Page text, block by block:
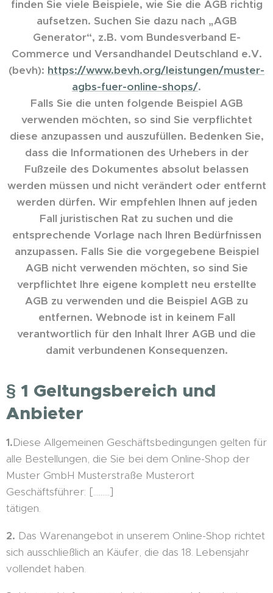
finden Sie viele Beispiele, wie Sie die AGB richtig
aufsetzen. Suchen Sie dazu nach „AGB
Generator“, z.B. vom Bundesverband E-
Commerce und Versandhandel Deutschland e.V.
(bevh): https://www.bevh.org/leistungen/muster-
agbs-fuer-online-shops/.
Falls Sie die unten folgende Beispiel AGB
verwenden möchten, so sind Sie verpflichtet
diese anzupassen und auszufüllen. Bedenken Sie,
dass die Informationen des Urhebers in der
Fußzeile des Dokumentes absolut belassen
werden müssen und nicht verändert oder entfernt
werden dürfen. Wir empfehlen Ihnen auf jeden
Fall juristischen Rat zu suchen und die
entsprechende Vorlage nach Ihren Bedürfnissen
anzupassen. Falls Sie die vorgegebene Beispiel
AGB nicht verwenden möchten, so sind Sie
verpflichtet Ihre eigene komplett neu erstellte
AGB zu verwenden und die Beispiel AGB zu
entfernen. Webnode ist in keinem Fall
verantwortlich für den Inhalt Ihrer AGB und die
damit verbundenen Konsequenzen.
§ 1 Geltungsbereich und
Anbieter
1.Diese Allgemeinen Geschäftsbedingungen gelten für
alle Bestellungen, die Sie bei dem Online-Shop der
Muster GmbH Musterstraße Musterort
Geschäftsführer: [.........]
tätigen.
2. Das Warenangebot in unserem Online-Shop richtet
sich ausschließlich an Käufer, die das 18. Lebensjahr
vollendet haben.